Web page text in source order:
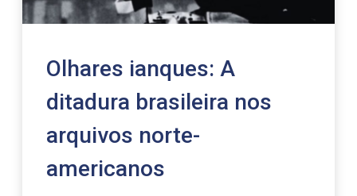
Olhares ianques: A
ditadura brasileira nos
arquivos norte-
americanos